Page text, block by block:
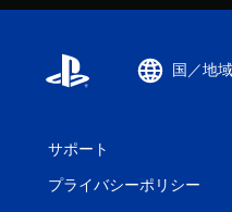
国／地
サポート
プライバシーポリシー